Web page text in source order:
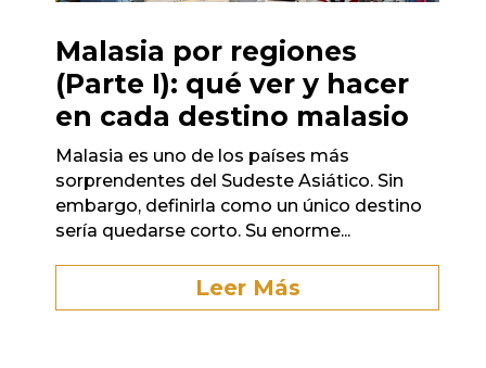
Malasia por regiones
(Parte I): qué ver y hacer
en cada destino malasio
Malasia es uno de los países más
sorprendentes del Sudeste Asiático. Sin
embargo, definirla como un único destino
sería quedarse corto. Su enorme...
Leer Más